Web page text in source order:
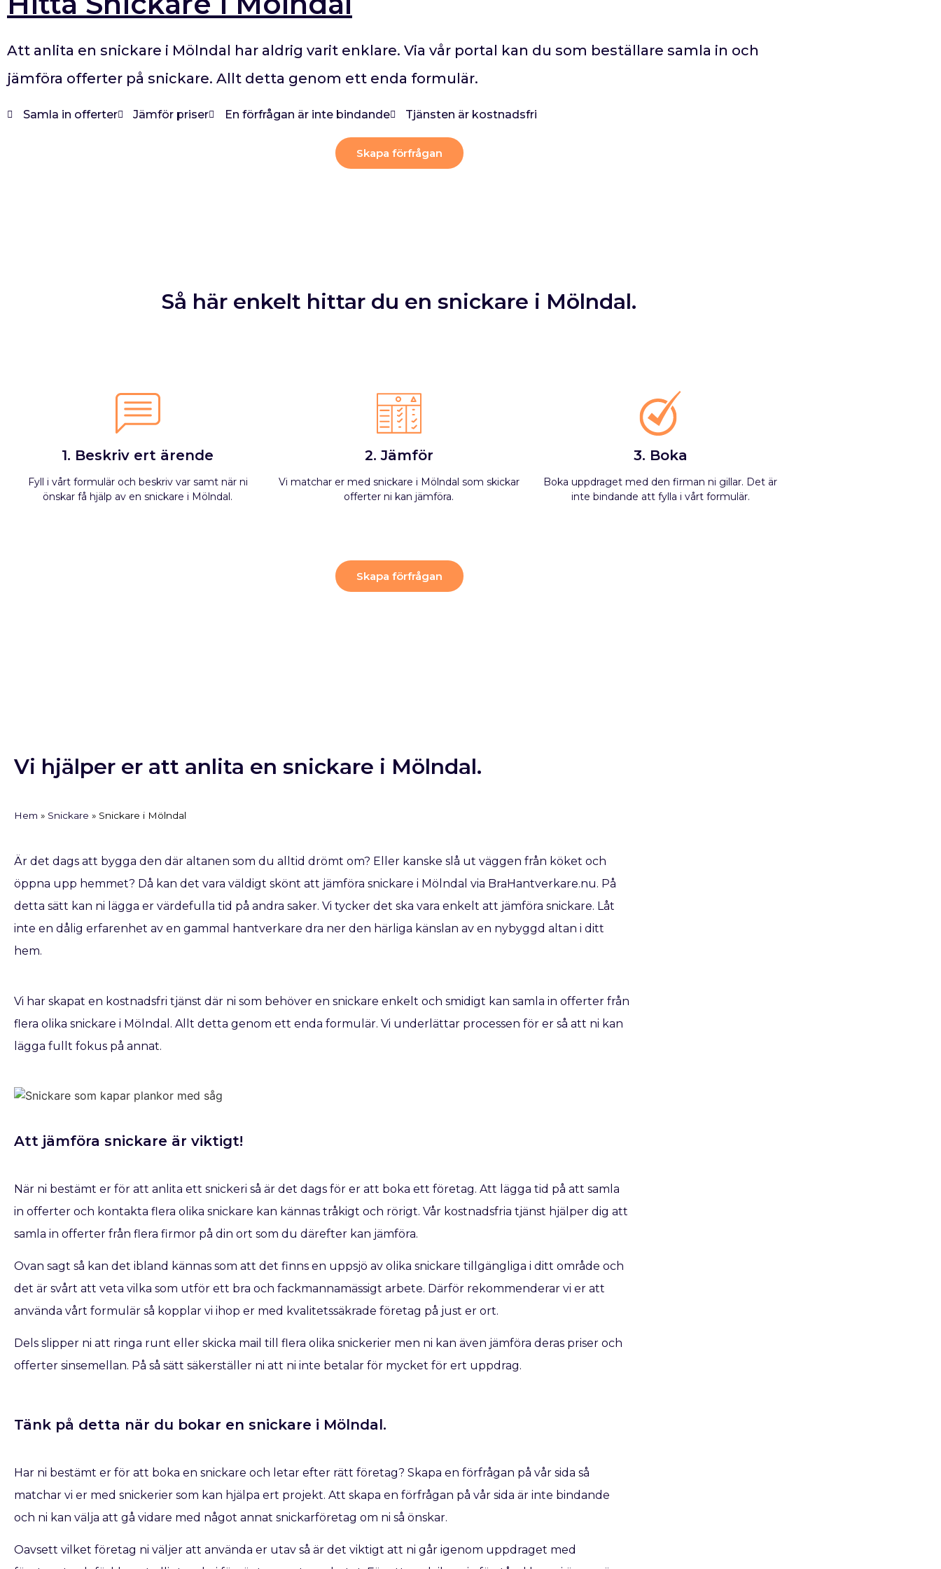
Att anlita en snickare i Mölndal har aldrig varit enklare. Via vår portal kan du som beställare samla in och
jämföra offerter på snickare. Allt detta genom ett enda formulär.
Samla in offerter Jämför priser En förfrågan är inte bindande Tjänsten är kostnadsfri
Skapa förfrågan
Så här enkelt hittar du en snickare i Mölndal.
1. Beskriv ert ärende
Fyll i vårt formulär och beskriv var samt när ni
önskar få hjälp av en snickare i Mölndal.
2. Jämför
Vi matchar er med snickare i Mölndal som skickar
offerter ni kan jämföra.
3. Boka
Boka uppdraget med den firman ni gillar. Det är
inte bindande att fylla i vårt formulär.
Skapa förfrågan
Vi hjälper er att anlita en snickare i Mölndal.
Hem » Snickare » Snickare i Mölndal
Är det dags att bygga den där altanen som du alltid drömt om? Eller kanske slå ut väggen från köket och
öppna upp hemmet? Då kan det vara väldigt skönt att jämföra snickare i Mölndal via BraHantverkare.nu. På
detta sätt kan ni lägga er värdefulla tid på andra saker. Vi tycker det ska vara enkelt att jämföra snickare. Låt
inte en dålig erfarenhet av en gammal hantverkare dra ner den härliga känslan av en nybyggd altan i ditt
hem.
Vi har skapat en kostnadsfri tjänst där ni som behöver en snickare enkelt och smidigt kan samla in offerter från
flera olika snickare i Mölndal. Allt detta genom ett enda formulär. Vi underlättar processen för er så att ni kan
lägga fullt fokus på annat.
Att jämföra snickare är viktigt!
När ni bestämt er för att anlita ett snickeri så är det dags för er att boka ett företag. Att lägga tid på att samla
in offerter och kontakta flera olika snickare kan kännas tråkigt och rörigt. Vår kostnadsfria tjänst hjälper dig att
samla in offerter från flera firmor på din ort som du därefter kan jämföra.
Ovan sagt så kan det ibland kännas som att det finns en uppsjö av olika snickare tillgängliga i ditt område och
det är svårt att veta vilka som utför ett bra och fackmannamässigt arbete. Därför rekommenderar vi er att
använda vårt formulär så kopplar vi ihop er med kvalitetssäkrade företag på just er ort.
Dels slipper ni att ringa runt eller skicka mail till flera olika snickerier men ni kan även jämföra deras priser och
offerter sinsemellan. På så sätt säkerställer ni att ni inte betalar för mycket för ert uppdrag.
Tänk på detta när du bokar en snickare​ i Mölndal.
Har ni bestämt er för att boka en snickare och letar efter rätt företag? Skapa en förfrågan på vår sida så
matchar vi er med snickerier som kan hjälpa ert projekt. Att skapa en förfrågan på vår sida är inte bindande
och ni kan välja att gå vidare med något annat snickarföretag om ni så önskar.
Oavsett vilket företag ni väljer att använda er utav så är det viktigt att ni går igenom uppdraget med